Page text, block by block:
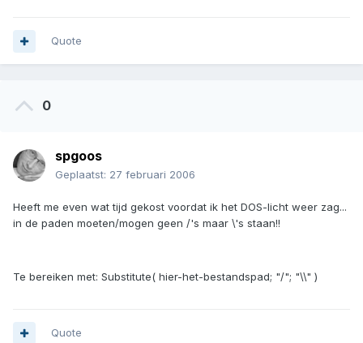
Quote
0
spgoos
Geplaatst: 27 februari 2006
Heeft me even wat tijd gekost voordat ik het DOS-licht weer zag...
in de paden moeten/mogen geen /'s maar \'s staan!!
Te bereiken met: Substitute( hier-het-bestandspad; "/"; "\\" )
Quote